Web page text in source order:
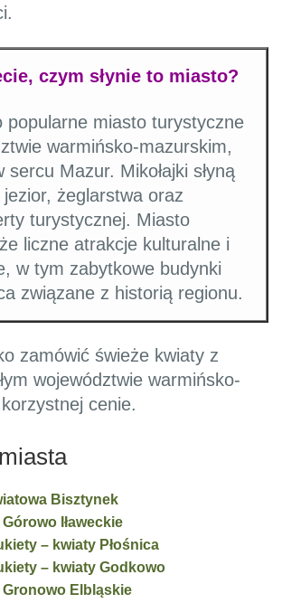
czym słynie to miasto?
popularne miasto turystyczne
warmińsko-mazurskim,
sercu Mazur. Mikołajki słyną
żeglarstwa oraz
turystycznej. Miasto
liczne atrakcje kulturalne i
w tym zabytkowe budynki
związane z historią regionu.
zamówić świeże kwiaty z
województwie warmińsko-
cenie.
Bisztynek
Iławeckie
– kwiaty Płośnica
– kwiaty Godkowo
Gronowo Elbląskie